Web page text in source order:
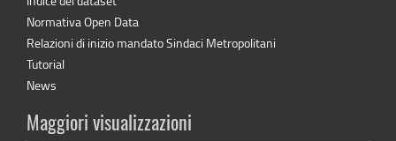
Normativa Open Data
Relazioni di inizio mandato Sindaci Metropolitani
Tutorial
News
Maggiori visualizzazioni